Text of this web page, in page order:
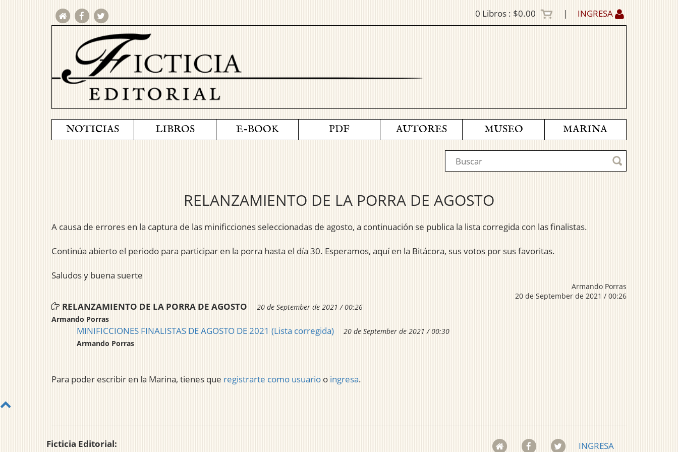
0 Libros : $0.00 | INGRESA
NOTICIAS LIBROS E-BOOK PDF AUTORES MUSEO MARINA
RELANZAMIENTO DE LA PORRA DE AGOSTO
A causa de errores en la captura de las minificciones seleccionadas de agosto, a continuación se publica la lista corregida con las finalistas.
Continúa abierto el periodo para participar en la porra hasta el día 30. Esperamos, aquí en la Bitácora, sus votos por sus favoritas.
Saludos y buena suerte
Armando Porras
20 de September de 2021 / 00:26
RELANZAMIENTO DE LA PORRA DE AGOSTO
20 de September de 2021 / 00:26
Armando Porras
MINIFICCIONES FINALISTAS DE AGOSTO DE 2021 (Lista corregida)
20 de September de 2021 / 00:30
Armando Porras
Para poder escribir en la Marina, tienes que registrarte como usuario o ingresa.
Ficticia Editorial:
INGRESA